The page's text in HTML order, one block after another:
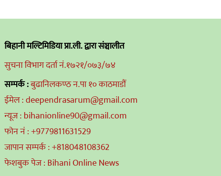
बिहानी मल्टिमिडिया प्रा.ली. द्वारा संञ्चालीत
सुचना विभाग दर्ता नं.१७२१/०७३/७४
सम्पर्क :बुढानिलकण्ठ न.पा १० काठमाडौं
ईमेल : deependrasarum@gmail.com
न्यूज : bihanionline90@gmail.com
फोन नं : +9779811631529
जापान सम्पर्क : +818048108362
फेशबुक पेज : Bihani Online News